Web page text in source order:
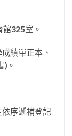
325室。
績單正本、
)。
序遞補登記